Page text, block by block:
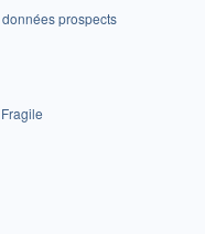
prospects